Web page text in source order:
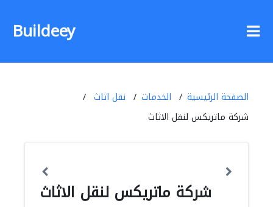
Buildeey
الصفحة الرئيسية الخدمات
نقل اثاث
شركة ماتريكس لنقل الاثاث
شركة ماتريكس لنقل الاثاث